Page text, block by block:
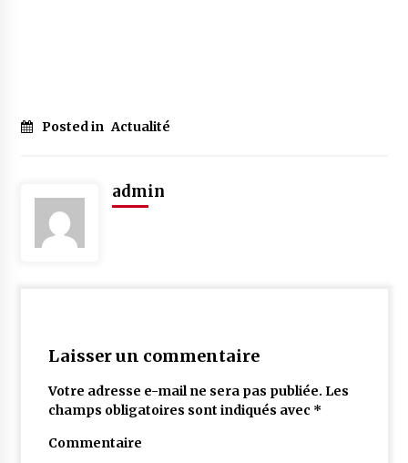
Posted in Actualité
admin
Laisser un commentaire
Votre adresse e-mail ne sera pas publiée. Les
champs obligatoires sont indiqués avec *
Commentaire